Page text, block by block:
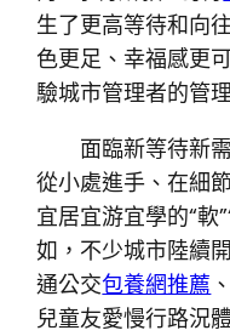
生了更高等待和向
色更足、幸福感更
驗城市管理者的管
面臨新等待新
從小處進手、在細
宜居宜游宜學的“軟
如，不少城市陸續
通公交包養網推薦
兒童友愛慢行路況